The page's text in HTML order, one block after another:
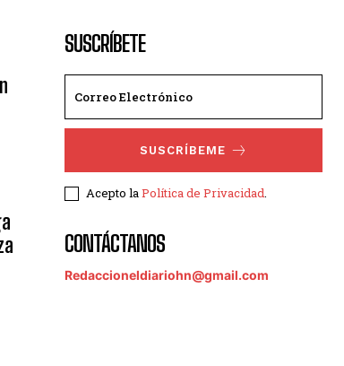
SUSCRÍBETE
SUSCRÍBEME
Acepto laPolítica de Privacidad.
CONTÁCTANOS
Redaccioneldiariohn@gmail.com